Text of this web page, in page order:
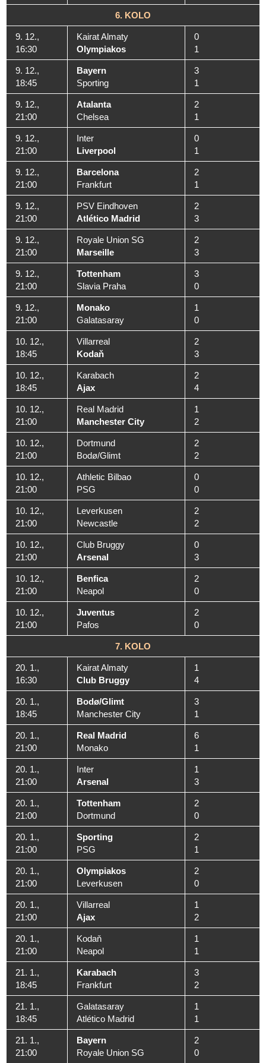
6. KOLO
9. 12.,
16:30
Kairat Almaty
Olympiakos
0
1
9. 12.,
18:45
Bayern
Sporting
3
1
9. 12.,
21:00
Atalanta
Chelsea
2
1
9. 12.,
21:00
Inter
Liverpool
0
1
9. 12.,
21:00
Barcelona
Frankfurt
2
1
9. 12.,
21:00
PSV Eindhoven
Atlético Madrid
2
3
9. 12.,
21:00
Royale Union SG
Marseille
2
3
9. 12.,
21:00
Tottenham
Slavia Praha
3
0
9. 12.,
21:00
Monako
Galatasaray
1
0
10. 12.,
18:45
Villarreal
Kodaň
2
3
10. 12.,
18:45
Karabach
Ajax
2
4
10. 12.,
21:00
Real Madrid
Manchester City
1
2
10. 12.,
21:00
Dortmund
Bodø/Glimt
2
2
10. 12.,
21:00
Athletic Bilbao
PSG
0
0
10. 12.,
21:00
Leverkusen
Newcastle
2
2
10. 12.,
21:00
Club Bruggy
Arsenal
0
3
10. 12.,
21:00
Benfica
Neapol
2
0
10. 12.,
21:00
Juventus
Pafos
2
0
7. KOLO
20. 1.,
16:30
Kairat Almaty
Club Bruggy
1
4
20. 1.,
18:45
Bodø/Glimt
Manchester City
3
1
20. 1.,
21:00
Real Madrid
Monako
6
1
20. 1.,
21:00
Inter
Arsenal
1
3
20. 1.,
21:00
Tottenham
Dortmund
2
0
20. 1.,
21:00
Sporting
PSG
2
1
20. 1.,
21:00
Olympiakos
Leverkusen
2
0
20. 1.,
21:00
Villarreal
Ajax
1
2
20. 1.,
21:00
Kodaň
Neapol
1
1
21. 1.,
18:45
Karabach
Frankfurt
3
2
21. 1.,
18:45
Galatasaray
Atlético Madrid
1
1
21. 1.,
21:00
Bayern
Royale Union SG
2
0